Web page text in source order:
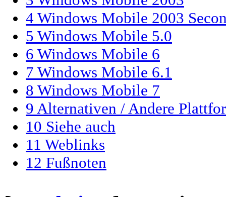
4 Windows Mobile 2003
5 Windows Mobile 5.0
6 Windows Mobile 6
7 Windows Mobile 6.1
8 Windows Mobile 7
9 Alternativen / Andere
10 Siehe auch
11 Weblinks
12 Fußnoten